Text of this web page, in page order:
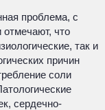
проблема, с
отмечают, что
так и
причин
соли
сердечно-